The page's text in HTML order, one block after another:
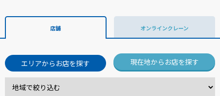
店舗 オンラインクレーン
エリアからお店を探す 現在地からお店を探す